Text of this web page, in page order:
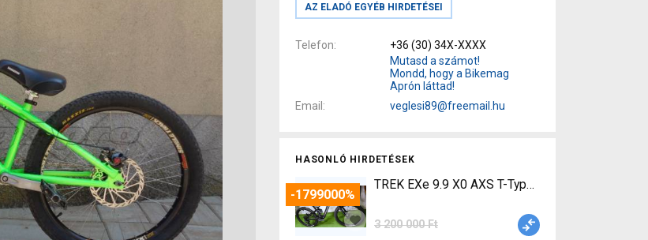
AZ ELADÓ EGYÉB HIRDETÉSEI
Telefon
+36 (30) 34X-XXXX
Mutasd a számot!
Mondd, hogy a Bikemag
Aprón láttad!
Email
veglesi89@freemail.hu
HASONLÓ HIRDETÉSEK
-1799000%
TREK EXe 9.9 X0 AXS T-Type RSL 29
3 200 000 Ft